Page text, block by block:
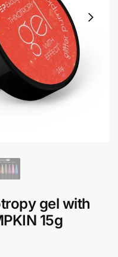
gel with
15g